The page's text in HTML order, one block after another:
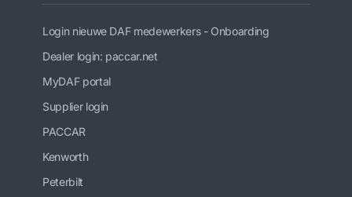
Login nieuwe DAF medewerkers - Onboarding
Dealer login: paccar.net
MyDAF portal
Supplier login
PACCAR
Kenworth
Peterbilt